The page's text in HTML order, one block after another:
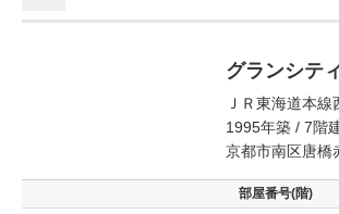
グランシ
ＪＲ東海道本
1995年築 / 7階
京都市南区唐橋
部屋番号(階)